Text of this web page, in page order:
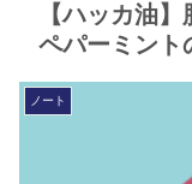
【ハッカ油
ペパーミント
ノート